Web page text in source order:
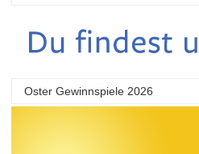
Oster Gewinnspiele 2026